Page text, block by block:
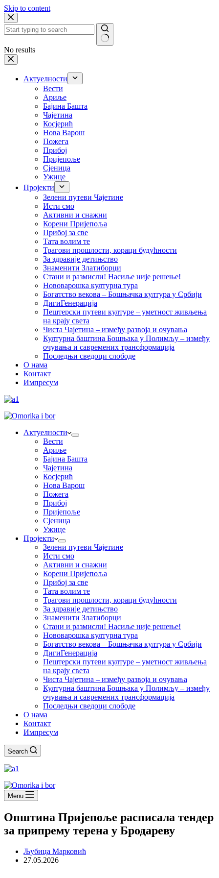
Skip to content
No results
Актуелности
Вести
Ариље
Бајина Башта
Чајетина
Косјерић
Нова Варош
Пожега
Прибој
Пријепоље
Сјеница
Ужице
Пројекти
Зелени путеви Чајетине
Исти смо
Активни и снажни
Корени Пријепоља
Прибој за све
Тата волим те
Трагови прошлости, кораци будућности
За здравије детињство
Знаменити Златиборци
Стани и размисли! Насиље није решење!
Нововарошка културна тура
Богатство векова – Бошњачка култура у Србији
ДигиГенерација
Пештерски путеви културе – уметност живљења
на крају света
Чиста Чајетина – између развоја и очувања
Културна баштина Бошњака у Полимљу – између
очувања и савремених трансформација
Последњи сведоци слободе
О нама
Контакт
Импресум
Актуелности
Вести
Ариље
Бајина Башта
Чајетина
Косјерић
Нова Варош
Пожега
Прибој
Пријепоље
Сјеница
Ужице
Пројекти
Зелени путеви Чајетине
Исти смо
Активни и снажни
Корени Пријепоља
Прибој за све
Тата волим те
Трагови прошлости, кораци будућности
За здравије детињство
Знаменити Златиборци
Стани и размисли! Насиље није решење!
Нововарошка културна тура
Богатство векова – Бошњачка култура у Србији
ДигиГенерација
Пештерски путеви културе – уметност живљења
на крају света
Чиста Чајетина – између развоја и очувања
Културна баштина Бошњака у Полимљу – између
очувања и савремених трансформација
Последњи сведоци слободе
О нама
Контакт
Импресум
Search
Menu
Општина Пријепоље расписала тендер
за припрему терена у Бродареву
Љубица Марковић
27.05.2026